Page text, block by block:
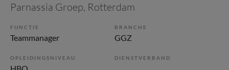
Parnassia Groep, Rotterdam
FUNCTIE
Teammanager
BRANCHE
GGZ
OPLEIDINGSNIVEAU DIENSTVERBAND